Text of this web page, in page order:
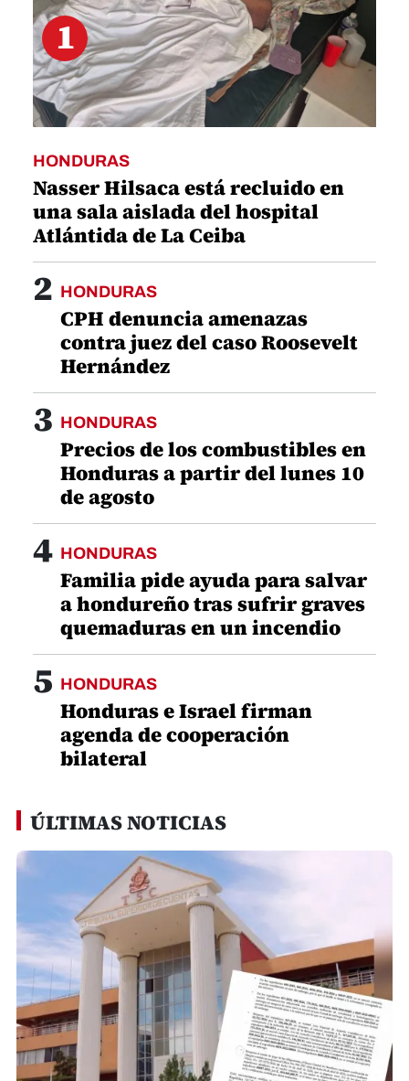
1
HONDURAS
Nasser Hilsaca está recluido en
una sala aislada del hospital
Atlántida de La Ceiba
2 HONDURAS
CPH denuncia amenazas
contra juez del caso Roosevelt
Hernández
3 HONDURAS
Precios de los combustibles en
Honduras a partir del lunes 10
de agosto
4 HONDURAS
Familia pide ayuda para salvar
a hondureño tras sufrir graves
quemaduras en un incendio
5 HONDURAS
Honduras e Israel firman
agenda de cooperación
bilateral
ÚLTIMAS NOTICIAS